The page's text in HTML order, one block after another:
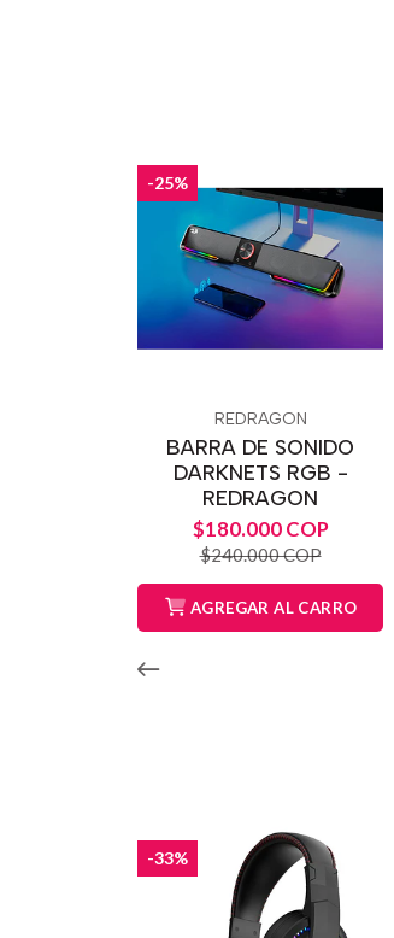
-25%
REDRAGON
BARRA DE SONIDO
DARKNETS RGB -
REDRAGON
$180.000 COP
$240.000 COP
AGREGAR AL CARRO
-33%